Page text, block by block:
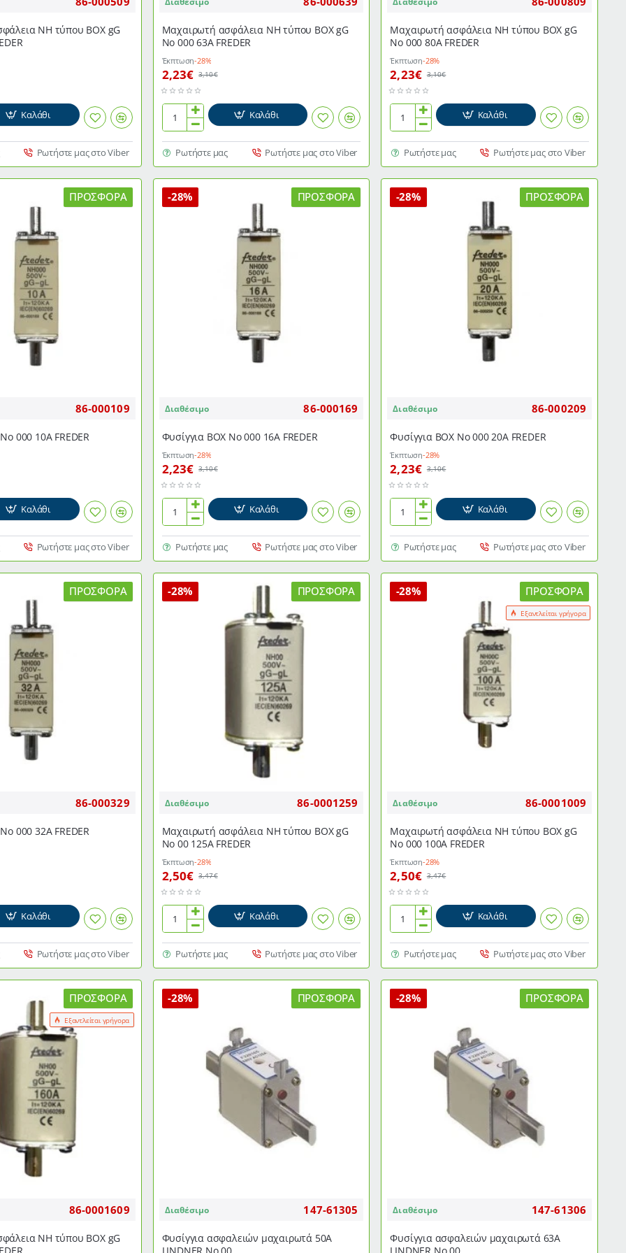
NH τύπου ΒΟΧ gG
Καλάθι
Ρωτήστε μας στο Viber
Μαχαιρωτή ασφάλεια NH τύπου ΒΟΧ gG
Νο 000 63Α FREDER
Έκπτωση-28%
2,23€ 3,10€
Μαχαιρωτή
NH
τύπου
ΒΟΧ
gG
Νο
Καλάθι
Ρωτήστε μας Ρωτήστε μας στο Viber
Μαχαιρωτή ασφάλεια NH τύπου ΒΟΧ gG
Νο 000 80Α FREDER
Έκπτωση-28%
2,23€ 3,10€
Μαχαιρωτή
NH
τύπου
ΒΟΧ
gG
Νο
Καλάθι
Ρωτήστε μας Ρωτήστε μας στο Viber
ΠΡΟΣΦΟΡΆ
86-000109
000 10Α FREDER
Καλάθι
Ρωτήστε μας στο Viber
ΠΡΟΣΦΟΡΆ
-28%
Διαθέσιμο 86-000169
Φυσίγγια ΒΟΧ Νο 000 16Α FREDER
Έκπτωση-28%
2,23€ 3,10€
Φυσίγγια
Νο
000
16Α
FREDER
Καλάθι
Ρωτήστε μας Ρωτήστε μας στο Viber
ΠΡΟΣΦΟΡΆ
-28%
Διαθέσιμο 86-000209
Φυσίγγια ΒΟΧ Νο 000 20Α FREDER
Έκπτωση-28%
2,23€ 3,10€
Φυσίγγια
Νο
000
20Α
FREDER
Καλάθι
Ρωτήστε μας Ρωτήστε μας στο Viber
ΠΡΟΣΦΟΡΆ
86-000329
000 32Α FREDER
Καλάθι
Ρωτήστε μας στο Viber
ΠΡΟΣΦΟΡΆ
-28%
Διαθέσιμο 86-0001259
Μαχαιρωτή ασφάλεια NH τύπου ΒΟΧ gG
Νο 00 125Α FREDER
Έκπτωση-28%
2,50€ 3,47€
Μαχαιρωτή
NH
τύπου
ΒΟΧ
gG
Νο
Καλάθι
Ρωτήστε μας Ρωτήστε μας στο Viber
ΠΡΟΣΦΟΡΆ
Εξαντλείται γρήγορα
-28%
Διαθέσιμο 86-0001009
Μαχαιρωτή ασφάλεια NH τύπου ΒΟΧ gG
Νο 000 100Α FREDER
Έκπτωση-28%
2,50€ 3,47€
Μαχαιρωτή
NH
τύπου
ΒΟΧ
gG
Νο
Καλάθι
Ρωτήστε μας Ρωτήστε μας στο Viber
ΠΡΟΣΦΟΡΆ
Εξαντλείται γρήγορα
86-0001609
NH τύπου ΒΟΧ gG
ΠΡΟΣΦΟΡΆ
-28%
Διαθέσιμο 147-61305
Φυσίγγια ασφαλειών μαχαιρωτά 50Α
ΠΡΟΣΦΟΡΆ
-28%
Διαθέσιμο 147-61306
Φυσίγγια ασφαλειών μαχαιρωτά 63Α